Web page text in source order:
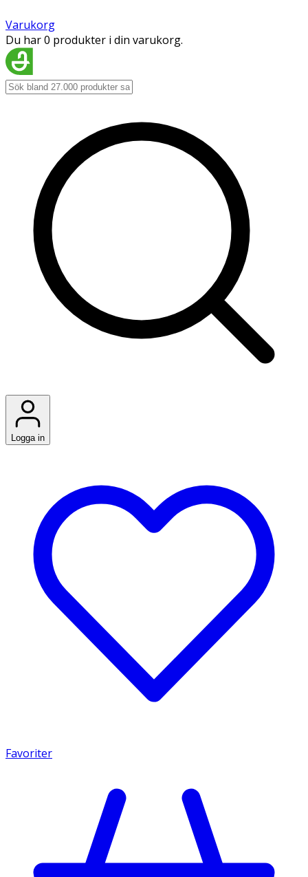
Varukorg
Du har 0 produkter i din varukorg.
Logga in
Favoriter